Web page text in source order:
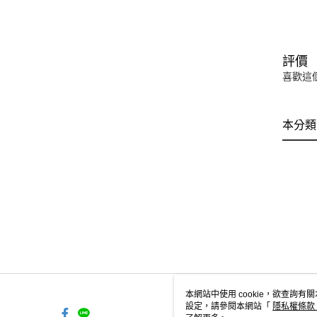
評價
喜歡這
本分
本網站中使用 cookie，欲查詢有
設定，請參閱本網站「 隱私權條款